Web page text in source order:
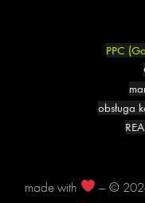
PPC
obsługa
made with — ©